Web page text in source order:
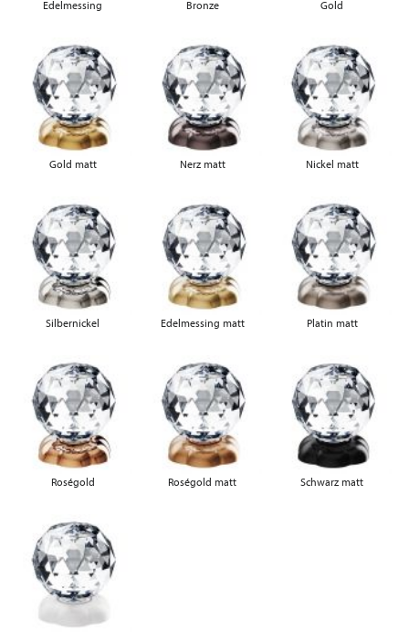
Edelmessing Bronze Gold
Gold matt Nerz matt Nickel matt
Silbernickel Edelmessing matt Platin matt
Roségold Roségold matt Schwarz matt